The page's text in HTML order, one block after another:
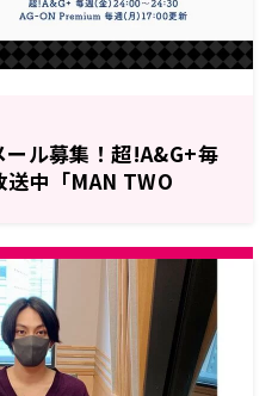
ール募集！超!A&G+毎
中「MAN TWO